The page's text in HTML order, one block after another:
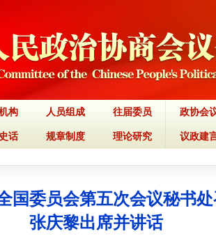
构 人员组成 往届委员
话 规章制度 理论研究
政协会
议政建
国委员会第五次会议秘书
张庆黎出席并讲话